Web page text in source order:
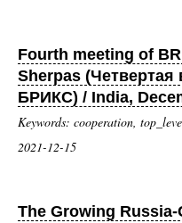
Fourth meeting of
Sherpas
БРИКС) / India,
Keywords: cooperation,
2021-12-15
The Growing